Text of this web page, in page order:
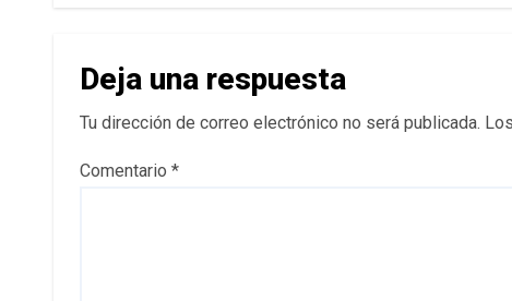
Deja una respuesta
Tu dirección de correo electrónico no será publicada.
Comentario *